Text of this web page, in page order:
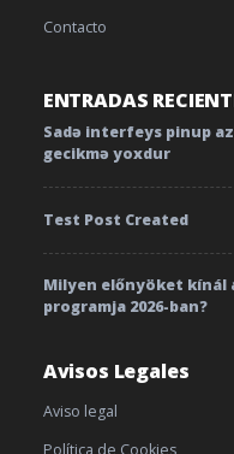
Contacto
ENTRADAS
Sadə interfeys pinup
gecikmə yoxdur
Test Post Created
Milyen előnyöket kínál
programja 2026-ban?
Avisos Legales
Aviso legal